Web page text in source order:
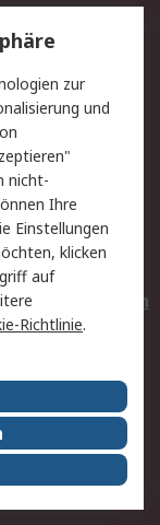
Batterien
zur
und
nicht-
Ihre
Einstellungen
klicken
auf
Richtlinie.